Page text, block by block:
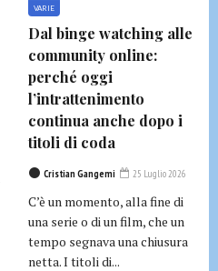
VARIE
Dal binge watching alle
community online:
perché oggi
l’intrattenimento
continua anche dopo i
titoli di coda
Cristian Gangemi 25 Luglio 2026
C’è un momento, alla fine di
una serie o di un film, che un
tempo segnava una chiusura
netta. I titoli di...